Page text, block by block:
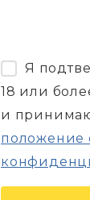
Я
18 или
и
положение